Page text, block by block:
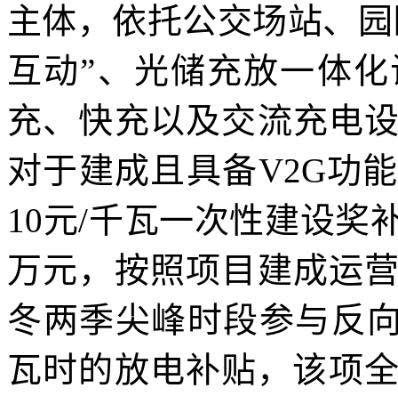
主体，依托公交场站、
互动”、光储充放一体
充、快充以及交流充电
对于建成且具备V2G功
10元/千瓦一次性建设奖
万元，按照项目建成运
冬两季尖峰时段参与反
瓦时的放电补贴，该项